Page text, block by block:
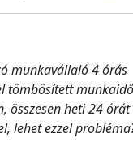
munkavállaló 4 órás
tömbösített
összesen heti 24
lehet ezzel